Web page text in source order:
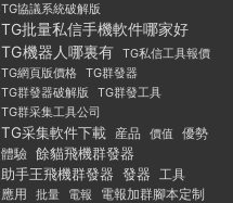
TG協議系統破解版
TG批量私信手機軟件哪家好
TG機器人哪裏有 TG私信工具報價
TG網頁版價格
TG群發器
TG群發器破解版
TG群發工具
TG群采集工具公司
TG采集軟件下載 産品 價值 優勢
體驗 餘貓飛機群發器
助手王飛機群發器 發器 工具
應用
批量 電報 電報加群腳本定制